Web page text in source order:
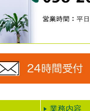
業務内容